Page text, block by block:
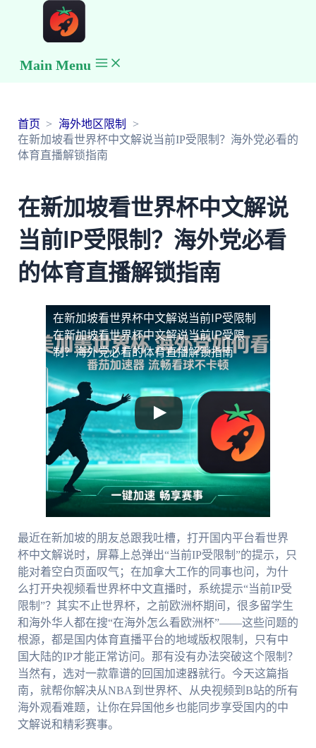
Main Menu
首页
海外地区限制
在新加坡看世界杯中文解说当前IP受限制？海外党必看的
体育直播解锁指南
在新加坡看世界杯中文解说
当前IP受限制？海外党必看
的体育直播解锁指南
在新加坡看世界杯中文解说当前IP受限制
在新加坡看世界杯中文解说当前IP受限
制？海外党必看的体育直播解锁指南
最近在新加坡的朋友总跟我吐槽，打开国内平台看世界
杯中文解说时，屏幕上总弹出“当前IP受限制”的提示，只
能对着空白页面叹气；在加拿大工作的同事也问，为什
么打开央视频看世界杯中文直播时，系统提示“当前IP受
限制”？其实不止世界杯，之前欧洲杯期间，很多留学生
和海外华人都在搜“在海外怎么看欧洲杯”——这些问题的
根源，都是国内体育直播平台的地域版权限制，只有中
国大陆的IP才能正常访问。那有没有办法突破这个限制？
当然有，选对一款靠谱的回国加速器就行。今天这篇指
南，就帮你解决从NBA到世界杯、从央视频到B站的所有
海外观看难题，让你在异国他乡也能同步享受国内的中
文解说和精彩赛事。